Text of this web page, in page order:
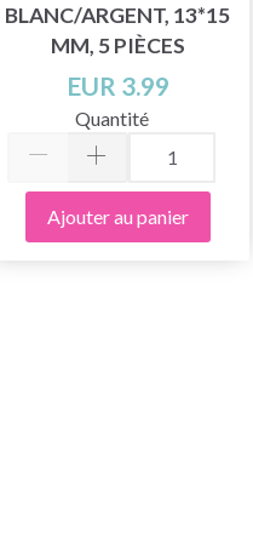
BLANC/ARGENT, 13*15
MM, 5 PIÈCES
EUR 3.99
Quantité
Ajouter au panier